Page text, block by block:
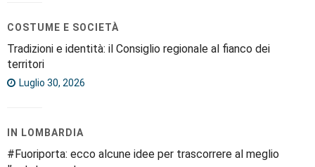
COSTUME E SOCIETÀ
Tradizioni e identità: il Consiglio regionale al fianco dei
territori
Luglio 30, 2026
IN LOMBARDIA
#Fuoriporta: ecco alcune idee per trascorrere al meglio